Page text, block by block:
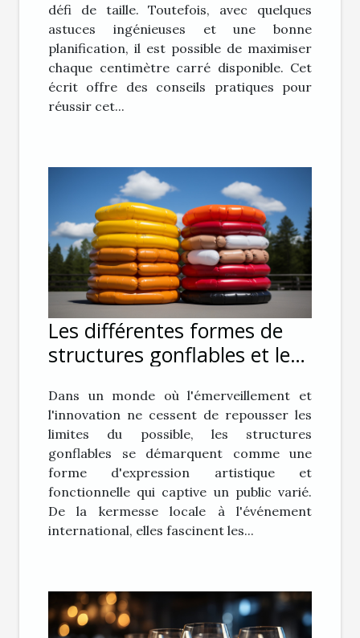
défi de taille. Toutefois, avec quelques
astuces ingénieuses et une bonne
planification, il est possible de maximiser
chaque centimètre carré disponible. Cet
écrit offre des conseils pratiques pour
réussir cet...
Les différentes formes de
structures gonflables et leur
Dans un monde où l'émerveillement et
l'innovation ne cessent de repousser les
limites du possible, les structures
gonflables se démarquent comme une
forme d'expression artistique et
fonctionnelle qui captive un public varié.
De la kermesse locale à l'événement
international, elles fascinent les...